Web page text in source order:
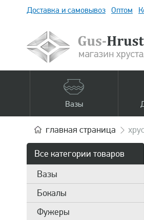
Доставка и самовывоз Оптом
Вазы
главная страница
Все категории товаров
Вазы
Бокалы
Фужеры